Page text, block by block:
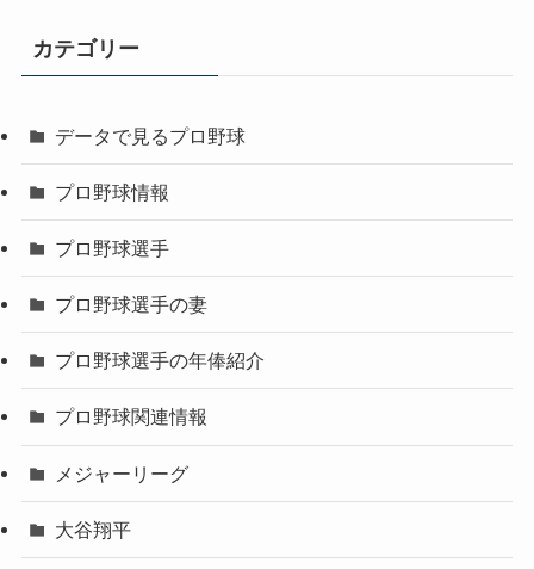
カテゴリー
データで見るプロ野球
プロ野球情報
プロ野球選手
プロ野球選手の妻
プロ野球選手の年俸紹介
プロ野球関連情報
メジャーリーグ
大谷翔平